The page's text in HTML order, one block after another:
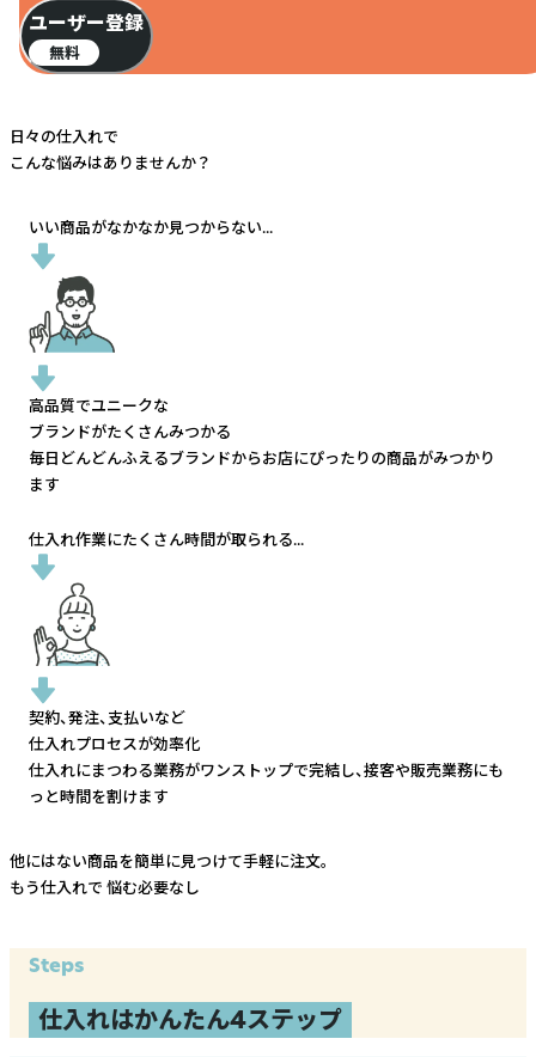
ユーザー登録
無料
日々の仕入れで
こんな悩みはありませんか？
いい商品がなかなか見つからない...
高品質でユニークな
ブランドがたくさんみつかる
毎日どんどんふえるブランドからお店にぴったりの商品がみつかり
ます
仕入れ作業にたくさん時間が取られる...
契約、発注、支払いなど
仕入れプロセスが効率化
仕入れにまつわる業務がワンストップで完結し、接客や販売業務にも
っと時間を割けます
他にはない商品を簡単に見つけて手軽に注文。
もう仕入れで 悩む必要なし
Steps
仕入れはかんたん4ステップ